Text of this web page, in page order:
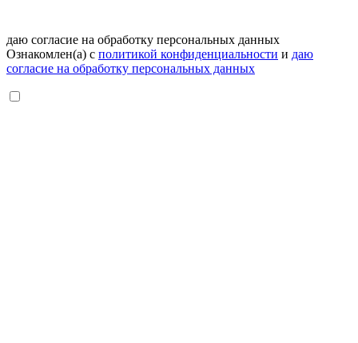
даю согласие на обработку персональных данных
Ознакомлен(а) с политикой конфиденциальности и даю
согласие на обработку персональных данных